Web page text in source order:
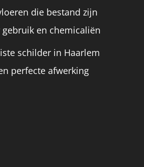
die bestand zijn
gebruik en chemicaliën
schilder in Haarlem
perfecte afwerking